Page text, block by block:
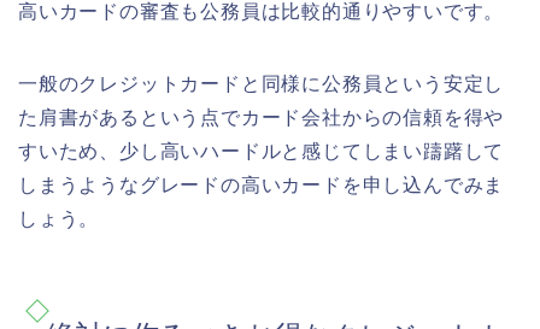
高いカードの審査も公務員は比較的通りやすいです。
一般のクレジットカードと同様に公務員という安定し
た肩書があるという点でカード会社からの信頼を得や
すいため、少し高いハードルと感じてしまい躊躇して
しまうようなグレードの高いカードを申し込んでみま
しょう。